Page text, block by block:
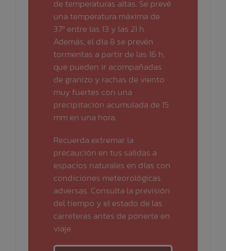
de temperaturas altas. Se prevé
una temperatura máxima de
37º entre las 13 y las 21 h.
Además, el día 8 se prevén
tormentas a partir de las 16 h,
que pueden ir acompañadas
de granizo y rachas de viento
muy fuertes con una
precipitación acumulada de 15
mm en una hora.
Recuerda extremar la
precaución en tus salidas a
espacios naturales en días con
condiciones meteorológicas
adversas. Consulta la previsión
del tiempo y el estado de las
carreteras antes de ponerte en
viaje.